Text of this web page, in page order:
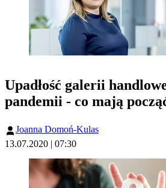
Upadłość galerii
pandemii - co mają
Joanna Domoń-Kulas
13.07.2020 | 07:30